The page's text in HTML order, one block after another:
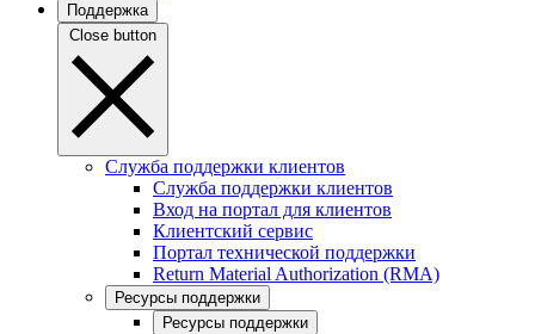
Поддержка
Close button
Служба поддержки клиентов
Служба поддержки клиентов
Вход на портал для клиентов
Клиентский сервис
Портал технической поддержки
Return Material Authorization (RMA)
Ресурсы поддержки
Ресурсы поддержки